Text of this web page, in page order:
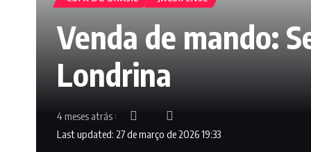
Venda de mando:
Londrina
Last updated: 27 de março de 2026 19:33
4 meses atrás